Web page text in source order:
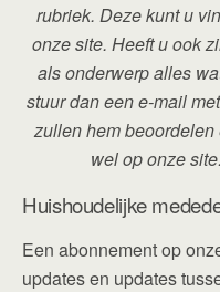
rubriek. Deze kunt u
onze site. Heeft u ook
als onderwerp alles
stuur dan een e-mail
zullen hem
wel op onze
Huishoudelijke
Een abonnement op
updates en updates